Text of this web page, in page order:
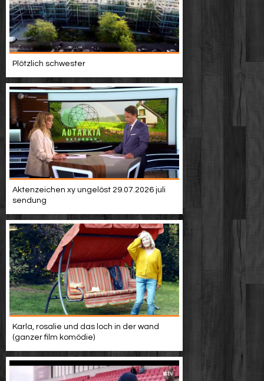
Plötzlich schwester
Aktenzeichen xy ungelöst 29.07.2026 juli
sendung
Karla, rosalie und das loch in der wand
(ganzer film komödie)